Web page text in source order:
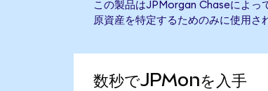
この製品はJPMorgan Chaseによっ
原資産を特定するためのみに使用さ
数秒でJPMonを入手